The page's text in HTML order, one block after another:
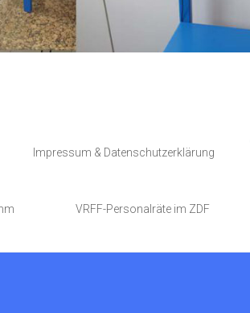
Impressum & Datenschutzerklärung
VRFF-Personalräte im ZDF